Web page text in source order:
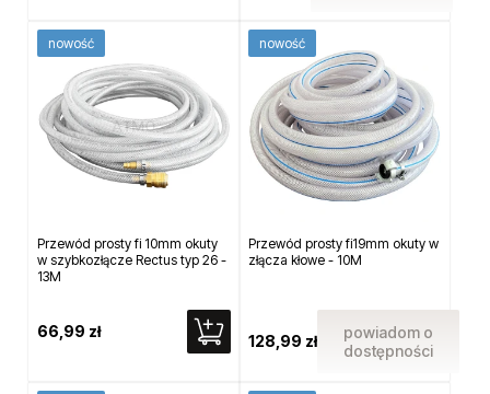
Przewód prosty fi 10mm okuty
w szybkozłącze Rectus typ 26 -
13M
66,99 zł
nowość
Przewód prosty fi19mm okuty w
złącza kłowe - 10M
128,99 zł
powiadom o
dostępności
nowość